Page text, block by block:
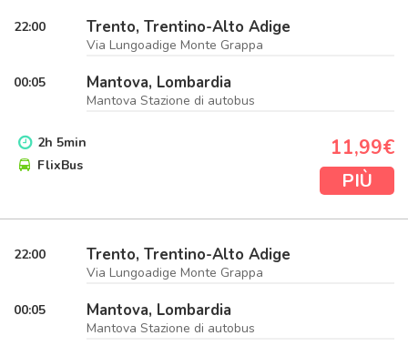
22:00 Trento, Trentino-Alto Adige
Via Lungoadige Monte Grappa
00:05 Mantova, Lombardia
Mantova Stazione di autobus
2h 5min
FlixBus
11,99€
PIÙ
22:00 Trento, Trentino-Alto Adige
Via Lungoadige Monte Grappa
00:05 Mantova, Lombardia
Mantova Stazione di autobus